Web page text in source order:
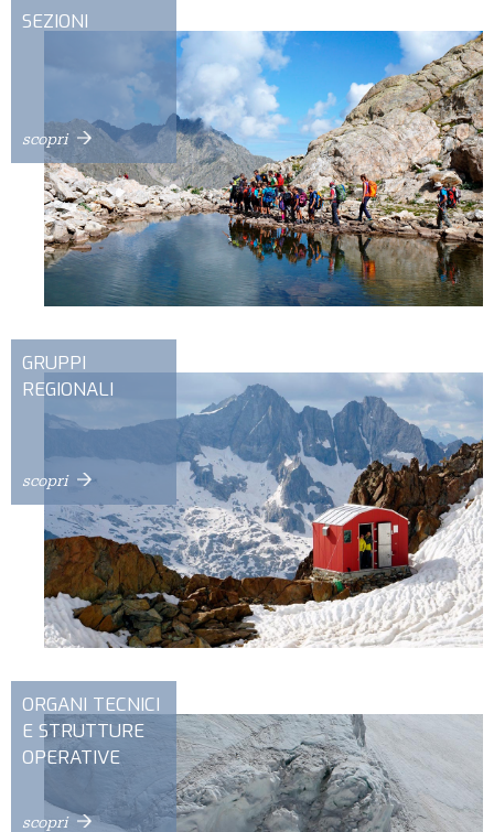
SEZIONI
scopri
GRUPPI
REGIONALI
scopri
ORGANI TECNICI
E STRUTTURE
OPERATIVE
scopri